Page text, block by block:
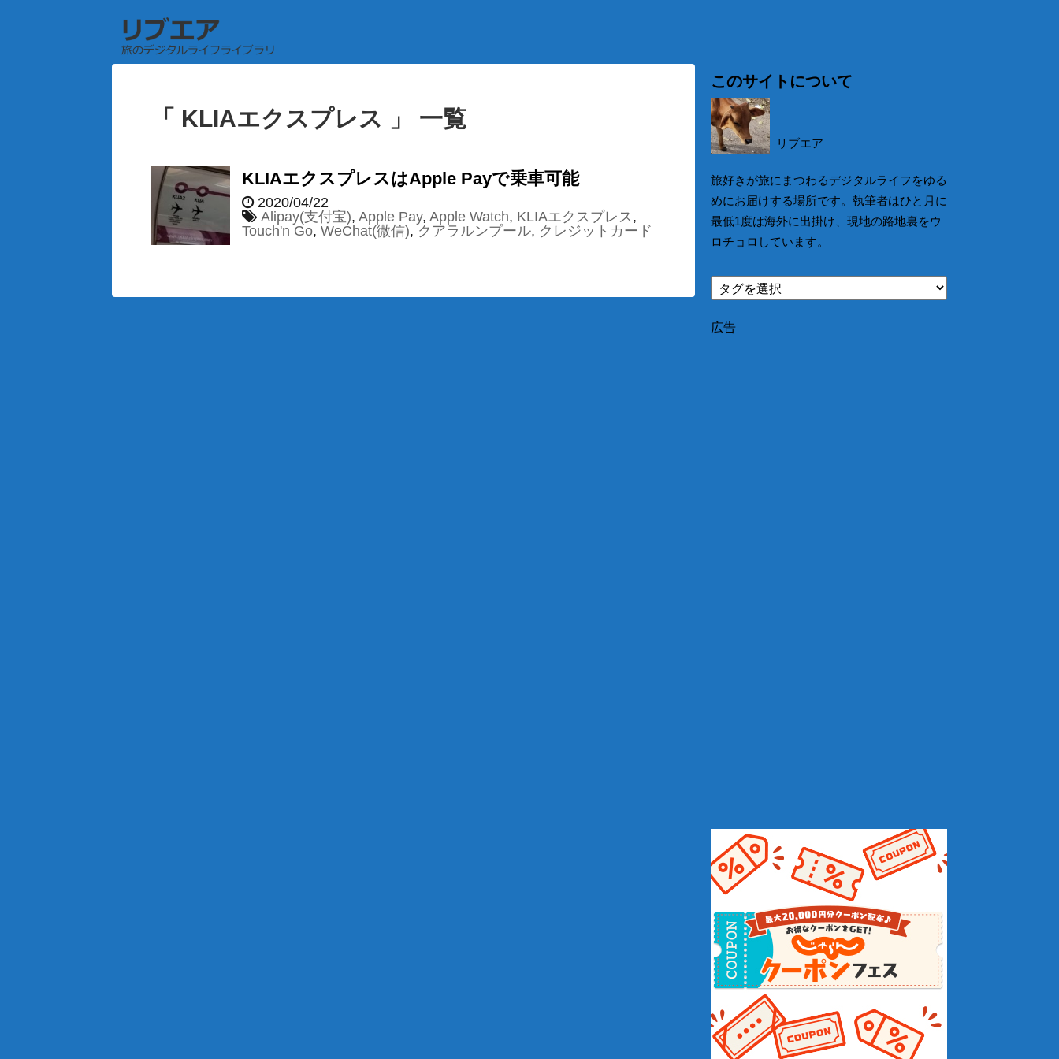
「 KLIAエクスプレス 」 一覧
KLIAエクスプレスはApple Payで乗車可能
2020/04/22
Alipay(支付宝), Apple Pay, Apple Watch, KLIAエクスプレス,
Touch'n Go, WeChat(微信), クアラルンプール, クレジットカード
このサイトについて
リブエア
旅好きが旅にまつわるデジタルライフをゆる
めにお届けする場所です。執筆者はひと月に
最低1度は海外に出掛け、現地の路地裏をウ
ロチョロしています。
広告